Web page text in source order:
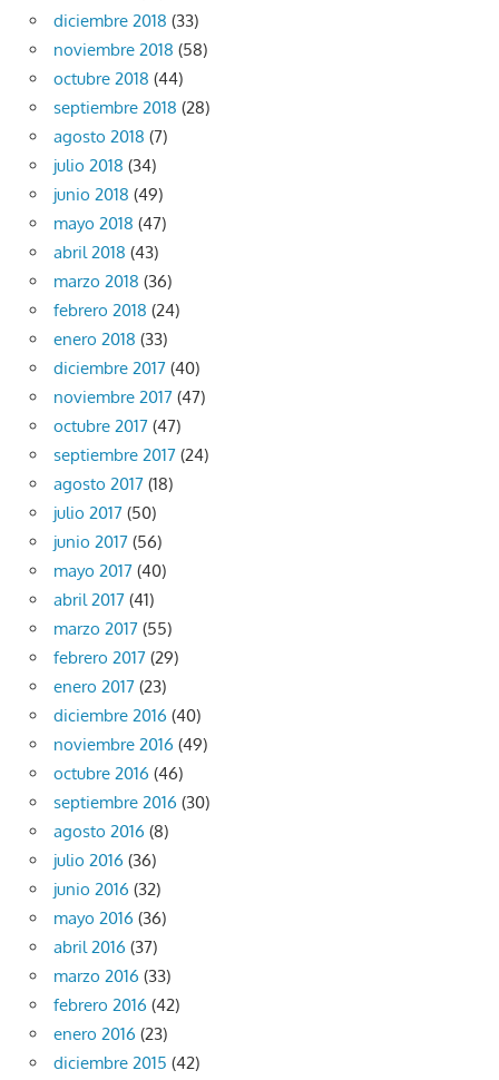
diciembre 2018 (33)
noviembre 2018 (58)
octubre 2018 (44)
septiembre 2018 (28)
agosto 2018 (7)
julio 2018 (34)
junio 2018 (49)
mayo 2018 (47)
abril 2018 (43)
marzo 2018 (36)
febrero 2018 (24)
enero 2018 (33)
diciembre 2017 (40)
noviembre 2017 (47)
octubre 2017 (47)
septiembre 2017 (24)
agosto 2017 (18)
julio 2017 (50)
junio 2017 (56)
mayo 2017 (40)
abril 2017 (41)
marzo 2017 (55)
febrero 2017 (29)
enero 2017 (23)
diciembre 2016 (40)
noviembre 2016 (49)
octubre 2016 (46)
septiembre 2016 (30)
agosto 2016 (8)
julio 2016 (36)
junio 2016 (32)
mayo 2016 (36)
abril 2016 (37)
marzo 2016 (33)
febrero 2016 (42)
enero 2016 (23)
diciembre 2015 (42)